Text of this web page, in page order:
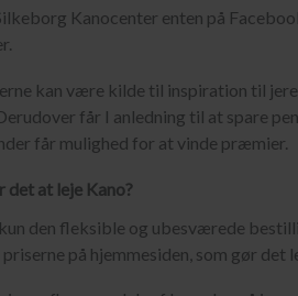
Kanocenter enten på
kan være kilde til inspiration til
får I anledning til at spare
får mulighed for at vinde præmier.
det at leje Kano?
den fleksible og ubesværede
på hjemmesiden, som gør det